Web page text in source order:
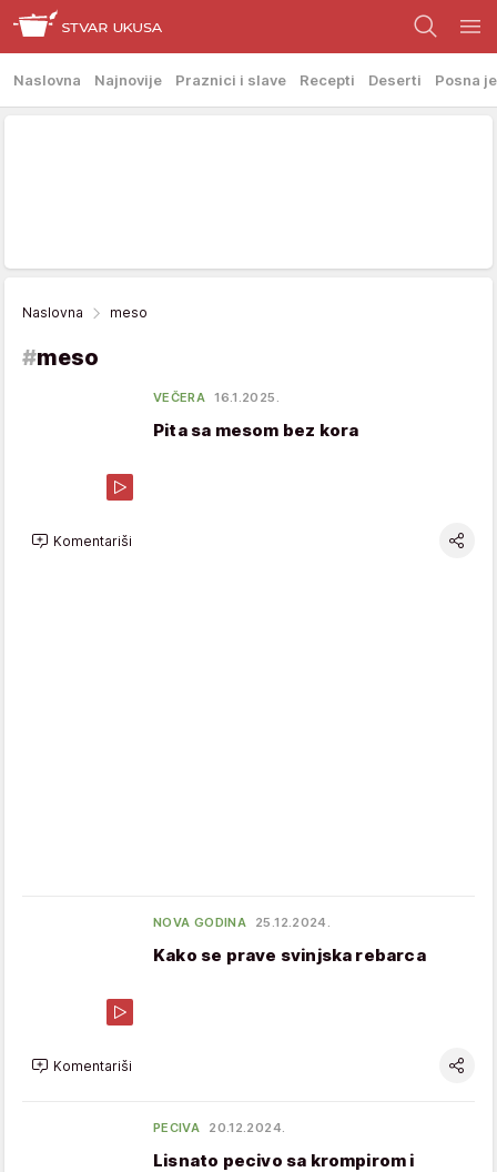
Naslovna Najnovije Praznici i slave Recepti Deserti Posna
Naslovna meso
#meso
VEČERA 16.1.2025.
Pita sa mesom bez kora
Komentariši
NOVA GODINA 25.12.2024.
Kako se prave svinjska rebarca
Komentariši
PECIVA 20.12.2024.
Lisnato pecivo sa krompirom i